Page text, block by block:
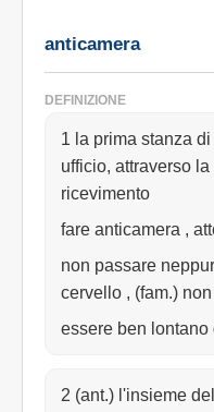
anticamera
DEFINIZIONE
1 la prima stanza
ufficio, attraverso
ricevimento
fare anticamera ,
non passare
cervello , (fam.)
essere ben
2 (ant.) l'insieme